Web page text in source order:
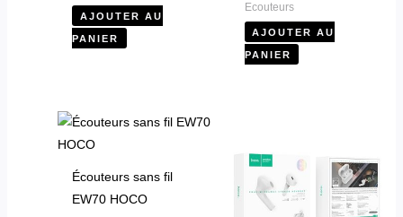
AJOUTER AU
PANIER
Ecouteurs
AJOUTER AU
PANIER
Écouteurs sans fil
EW70 HOCO